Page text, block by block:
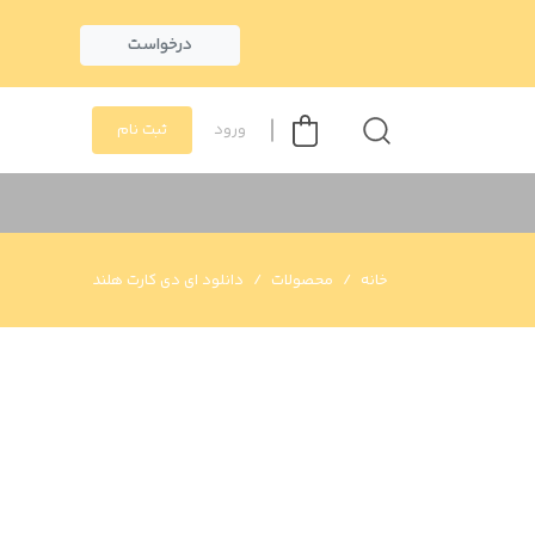
درخواست
ورود ثبت نام
خانه محصولات دانلود ای دی کارت هلند